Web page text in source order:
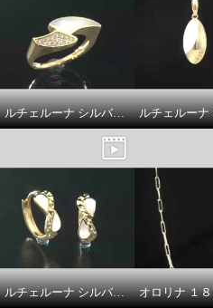
ルチェルーナ シルバー マザーオブパール＆ＣＺ カーブライン コンビネーション デザインリング
ルチェルーナ シルバー マザーオブパール エイトクロスデザイン フープピアス